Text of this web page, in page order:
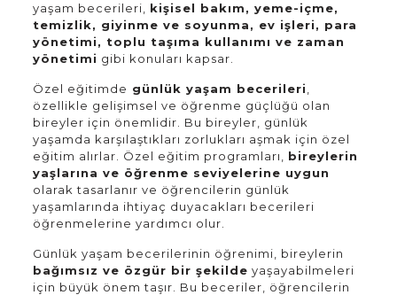
yaşam becerileri, kişisel bakım, yeme-içme,
temizlik, giyinme ve soyunma, ev işleri, para
yönetimi, toplu taşıma kullanımı ve zaman
yönetimi gibi konuları kapsar.
Özel eğitimde günlük yaşam becerileri
özellikle gelişimsel ve öğrenme güçlüğü olan
bireyler için önemlidir. Bu bireyler, günlük
yaşamda karşılaştıkları zorlukları aşmak için özel
eğitim alırlar. Özel eğitim programları, bireylerin
yaşlarına ve öğrenme seviyelerine uygun
olarak tasarlanır ve öğrencilerin günlük
yaşamlarında ihtiyaç duyacakları becerileri
öğrenmelerine yardımcı olur.
Günlük yaşam becerilerinin öğrenimi, bireylerin
bağımsız ve özgür bir şekilde yaşayabilmeleri
için büyük önem taşır. Bu beceriler, öğrencilerin